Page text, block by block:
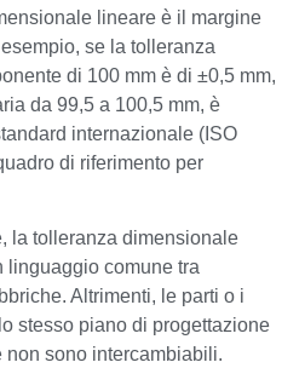
lineare è il margine
se la tolleranza
di 100 mm è di ±0,5 mm,
da 99,5 a 100,5 mm, è
internazionale (ISO
di riferimento per
la tolleranza dimensionale
linguaggio comune tra
Altrimenti, le parti o i
stesso piano di progettazione
non sono intercambiabili.